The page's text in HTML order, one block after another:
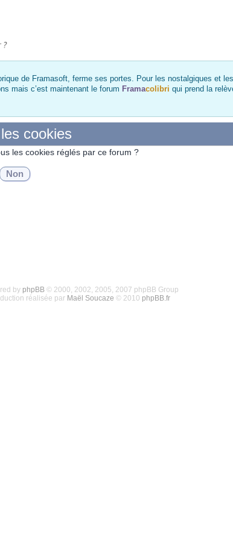
de Framasoft, ferme ses portes. Pour les nostalgiques et
mais c’est maintenant le forum Framacolibri qui prend la
cookies
les cookies réglés par ce forum ?
by phpBB© 2000, 2002, 2005, 2007 phpBB Group
réalisée par Maël Soucaze © 2010 phpBB.fr